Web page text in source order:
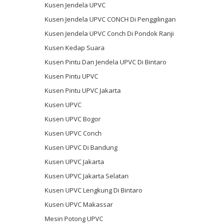
Kusen Jendela UPVC
Kusen Jendela UPVC CONCH Di Penggilingan
Kusen Jendela UPVC Conch Di Pondok Ranji
Kusen Kedap Suara
Kusen Pintu Dan Jendela UPVC Di Bintaro
Kusen Pintu UPVC
Kusen Pintu UPVC Jakarta
Kusen UPVC
Kusen UPVC Bogor
Kusen UPVC Conch
Kusen UPVC Di Bandung
Kusen UPVC Jakarta
Kusen UPVC Jakarta Selatan
Kusen UPVC Lengkung Di Bintaro
Kusen UPVC Makassar
Mesin Potong UPVC